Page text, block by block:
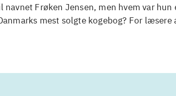
navnet Frøken Jensen, men hvem var hun
mest solgte kogebog? For læsere